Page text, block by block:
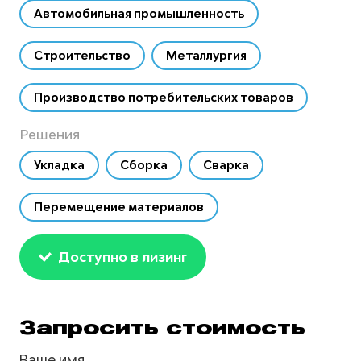
Автомобильная промышленность
Строительство Металлургия
Производство потребительских товаров
Решения
Укладка Сборка Сварка
Перемещение материалов
Доступно в лизинг
Запросить стоимость